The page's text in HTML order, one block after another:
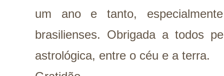
um ano e tanto,
brasilienses. Obrigada a todos
astrológica, entre o céu e a terra.